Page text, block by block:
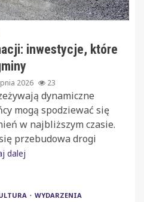
inwestycje, które
2026 23
dynamiczne
mogą spodziewać się
w najbliższym czasie.
przebudowa drogi
dalej
WYDARZENIA